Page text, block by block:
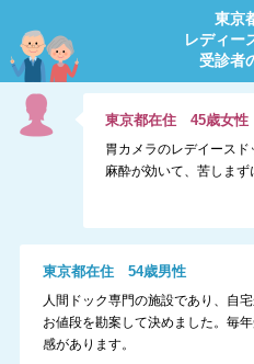
東京
レディー
受診者
東京都在住45歳女性
胃カメラのレデイース
麻酔が効いて、苦しまず
東京都在住 54歳男性
人間ドック専門の施設であり、自
お値段を勘案して決めました。毎
感があります。